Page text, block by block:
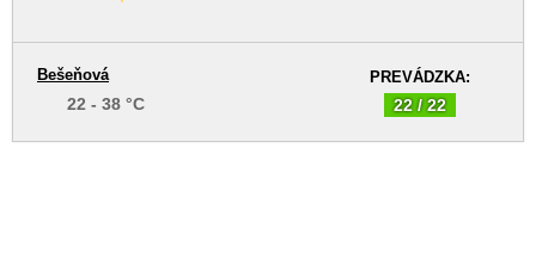
PREVÁDZKA:
22 / 22
Bešeňová
22 - 38 °C